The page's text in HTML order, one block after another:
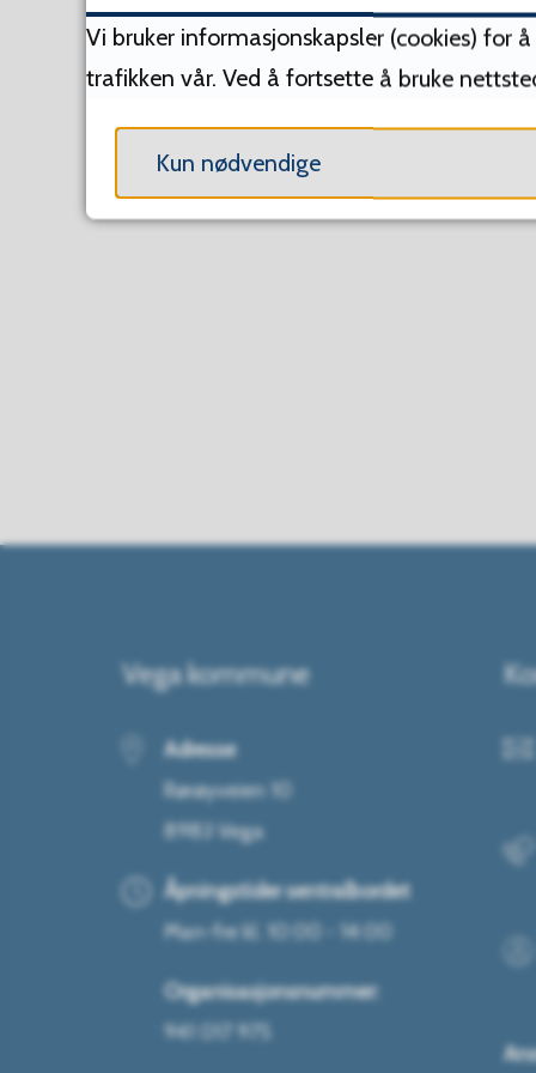
Alle
Tøm filter
Vega kommune
Adresse
Rørøyveien 10
8983 Vega
Åpningstider sentralbordet
Man-fre kl. 10:00 - 14:00
Organisasjonsnummer:
941 017 975
Vi bruker informasjonskapsler (cookies) for
trafikken vår. Ved å fortsette å bruke
Kun nødvendige